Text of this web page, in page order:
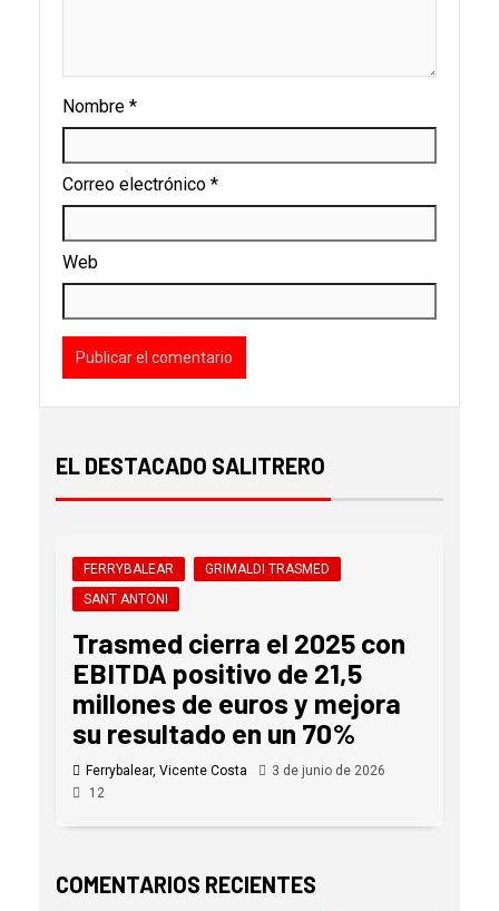
Nombre *
Correo electrónico *
Web
EL DESTACADO SALITRERO
FERRYBALEAR
GRIMALDI TRASMED
SANT ANTONI
Trasmed cierra el 2025 con
EBITDA positivo de 21,5
millones de euros y mejora
su resultado en un 70%
Ferrybalear, Vicente Costa
3 de junio de 2026
12
COMENTARIOS RECIENTES